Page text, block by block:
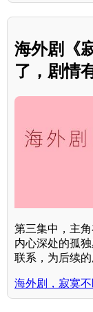
海外剧《
了，剧情
第三集中，主
内心深处的孤
联系，为后续的
海外剧，寂寞